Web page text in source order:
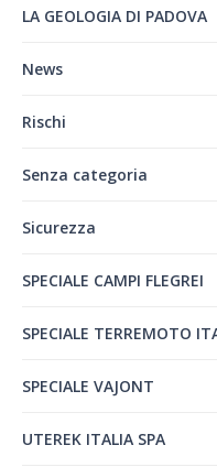
LA GEOLOGIA DI PADOVA
News
Rischi
Senza categoria
Sicurezza
SPECIALE CAMPI FLEGREI
SPECIALE TERREMOTO
SPECIALE VAJONT
UTEREK ITALIA SPA